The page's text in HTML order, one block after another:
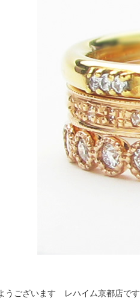
うございます レハイム京都店です